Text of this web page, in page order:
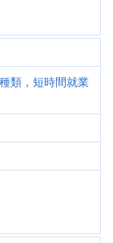
類，短時間就業